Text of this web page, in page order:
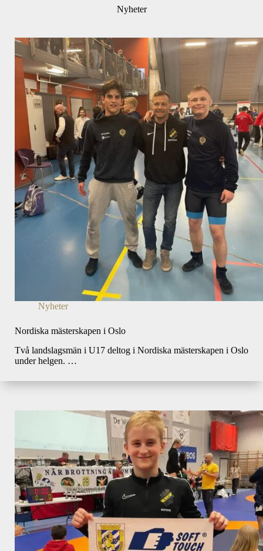
Nyheter
Nyheter
Nordiska mästerskapen i Oslo
Två landslagsmän i U17 deltog i Nordiska mästerskapen i Oslo
under helgen. …